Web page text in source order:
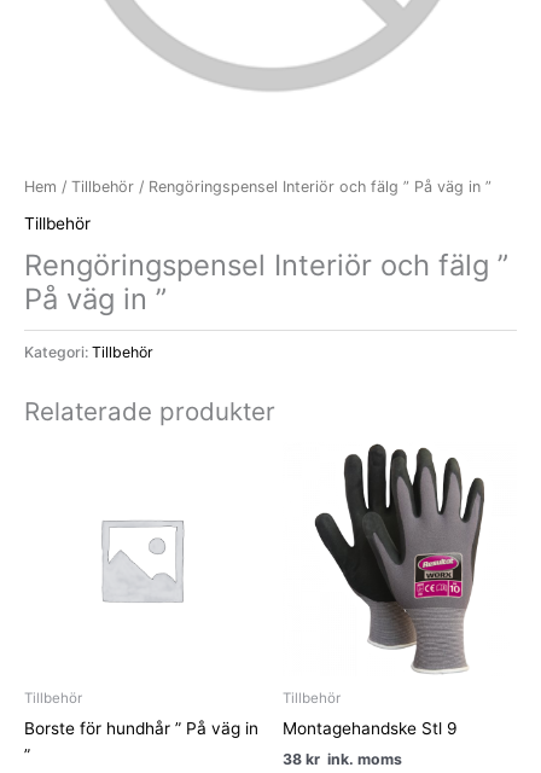
Hem / Tillbehör / Rengöringspensel Interiör och fälg ” På väg in ”
Tillbehör
Rengöringspensel Interiör och fälg ”
På väg in ”
Kategori: Tillbehör
Relaterade produkter
Tillbehör
Borste för hundhår ” På väg in
”
Tillbehör
Montagehandske Stl 9
38 kr ink. moms